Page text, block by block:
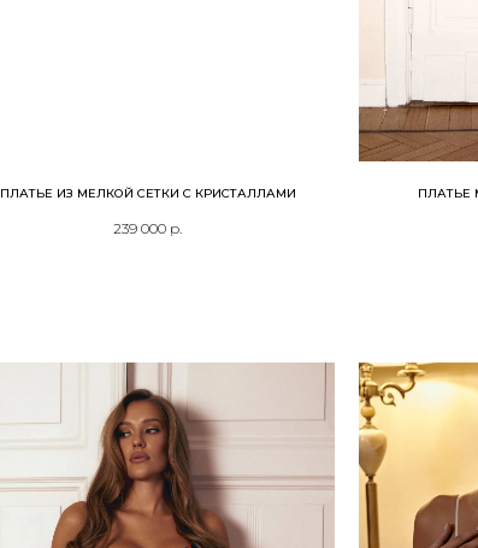
ПЛАТЬЕ ИЗ МЕЛКОЙ СЕТКИ С КРИСТАЛЛАМИ
239 000 р.